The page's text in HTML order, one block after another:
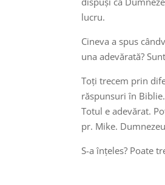
lucru.
Cineva a spus
una adevărată?
Toți trecem prin
răspunsuri în
Totul e adevărat.
pr. Mike.
S-a înțeles? Poate